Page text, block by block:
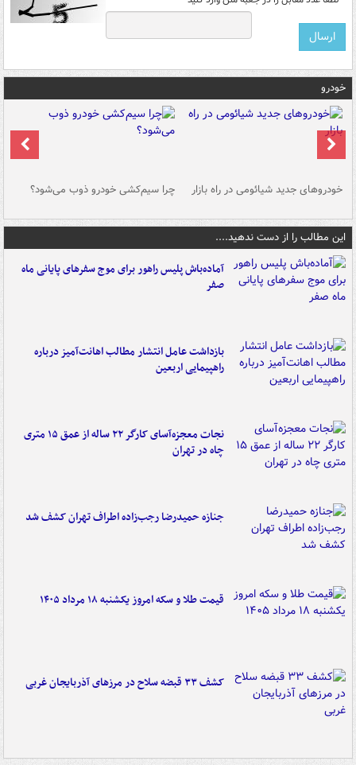
خودرو
خودروهای جدید شیائومی در راه بازار چرا سیم‌کشی خودرو ذوب می‌شود؟
این مطالب را از دست ندهید....
آماده‌باش پلیس راهور برای موج سفرهای پایانی ماه
صفر
بازداشت عامل انتشار مطالب اهانت‌آمیز درباره
راهپیمایی اربعین
نجات معجزه‌آسای کارگر ۲۲ ساله از عمق ۱۵ متری
چاه در تهران
جنازه حمیدرضا رجب‌زاده اطراف تهران کشف شد
قیمت طلا و سکه امروز یکشنبه ۱۸ مرداد ۱۴۰۵
کشف ۳۳ قبضه سلاح در مرزهای آذربایجان غربی